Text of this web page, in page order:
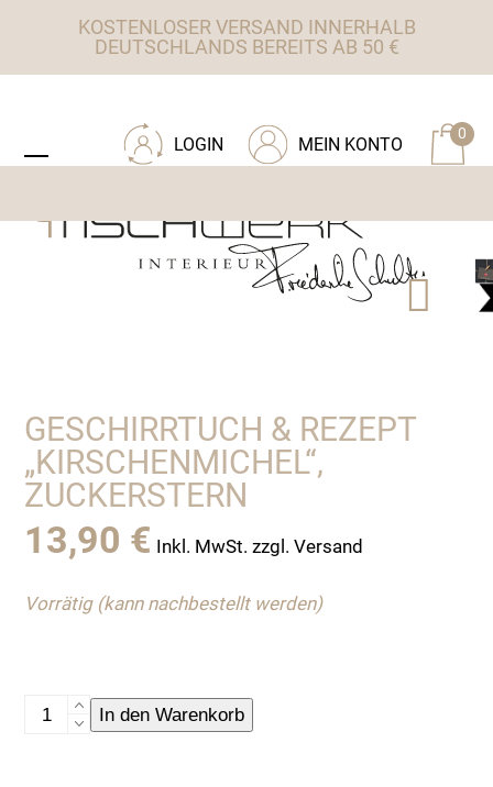
KOSTENLOSER VERSAND INNERHALB
DEUTSCHLANDS BEREITS AB 50 €
0
MEIN KONTO
LOGIN
mobile
mobile
GESCHIRRTUCH & REZEPT
„KIRSCHENMICHEL“,
ZUCKERSTERN
13,90 € Inkl. MwSt. zzgl. Versand
Vorrätig (kann nachbestellt werden)
GeschirrtuchIn den Warenkorb